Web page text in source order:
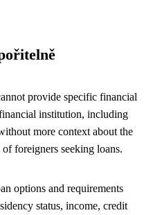
provide specific financial
institution, including
more context about the
foreigners seeking loans.
options and requirements
status, income, credit